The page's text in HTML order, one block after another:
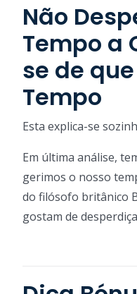
Não
Tempo a
se de
Tempo
Esta explica-se
Em última análise,
gerimos o nosso
do filósofo britânico
gostam de